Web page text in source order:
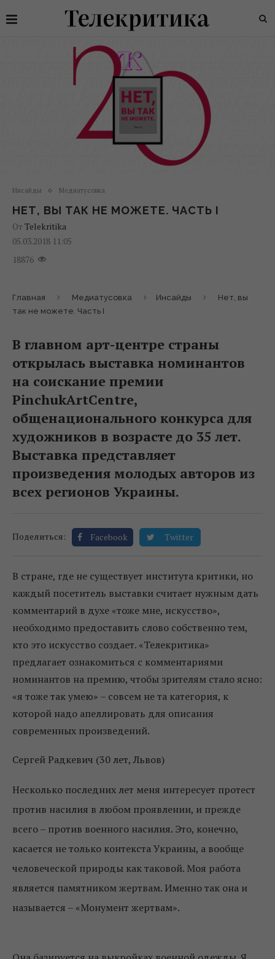
Инсайды Медиатусовка
НЕТ, ВЫ ТАК НЕ МОЖЕТЕ. ЧАСТЬ І
От Telekritika
05.03.2018 11:05
18876
Главная Медиатусовка Инсайды
Нет, вы
так не можете. Часть І
В главном арт-центре страны
открылась выставка номинантов
на соискание премии
PinchukArtCentre,
общенационального конкурса для
художников в возрасте до 35 лет.
Выставка представляет
произведения молодых авторов из
всех регионов Украины.
Поделиться: Facebook Twitter
В стране, где не существует института критики, но
каждый посетитель выставки считает нужным дать
комментарий в духе «тоже мне, искусство»,
необходимо предоставить слово собственно тем,
кто это искусство создает. «Телекритика»
предлагает ознакомиться с комментариями
номинантов на премию, чтобы зрителям стало ясно:
«я тоже так умею» – совсем не та категория, к
которой надо апеллировать для описания
современных произведений.
Сергей Радкевич (30 лет, Львов)
Несколько последних лет меня интересует протест
против насилия в любом проявлении, и прежде
всего – против военного насилия. Это, конечно,
касается не только контекста Украины, а вообще
человеческой природы как таковой. Моя работа
является памятником жертвам. Именно так она и
называется – «Монумент жертвам».